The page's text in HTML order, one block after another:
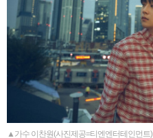
▲가수 이찬원(사진제공=티엔엔터테인먼트)